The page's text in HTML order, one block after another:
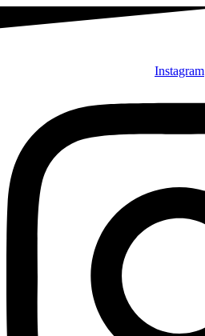
Instagram